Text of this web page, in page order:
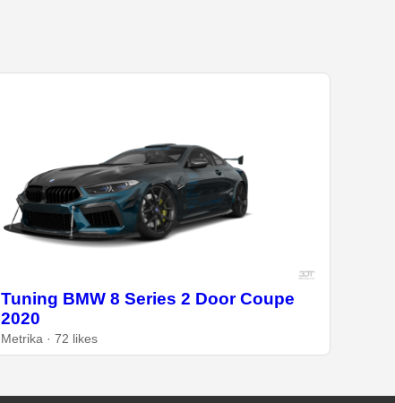
Tuning BMW 8 Series 2 Door Coupe
2020
Metrika · 72 likes